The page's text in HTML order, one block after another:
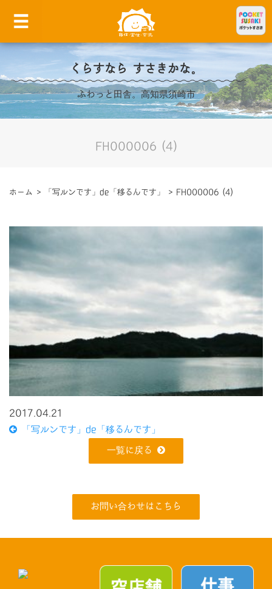
くらすなら すさきかな。
ふわっと田舎。高知県須崎市
FH000006 (4)
ホーム > 「写ルンです」de「移るんです」 > FH000006 (4)
2017.04.21
「写ルンです」de「移るんです」
一覧に戻る
お問い合わせはこちら